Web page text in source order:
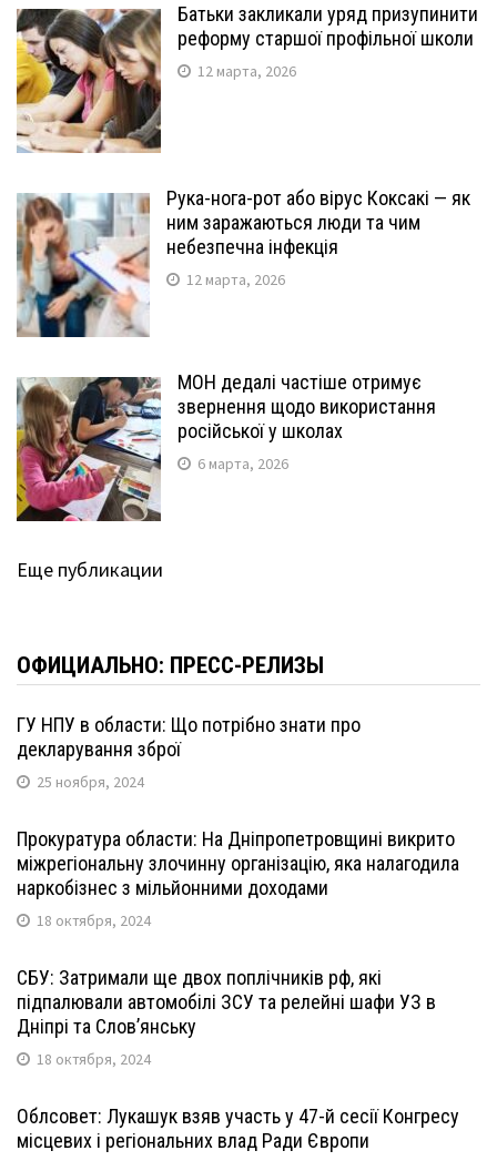
Батьки закликали уряд призупинити
реформу старшої профільної школи
12 марта, 2026
Рука-нога-рот або вірус Коксакі — як
ним заражаються люди та чим
небезпечна інфекція
12 марта, 2026
МОН дедалі частіше отримує
звернення щодо використання
російської у школах
6 марта, 2026
Еще публикации
ОФИЦИАЛЬНО: ПРЕСС-РЕЛИЗЫ
ГУ НПУ в области: Що потрібно знати про
декларування зброї
25 ноября, 2024
Прокуратура области: На Дніпропетровщині викрито
міжрегіональну злочинну організацію, яка налагодила
наркобізнес з мільйонними доходами
18 октября, 2024
СБУ: Затримали ще двох поплічників рф, які
підпалювали автомобілі ЗСУ та релейні шафи УЗ в
Дніпрі та Слов’янську
18 октября, 2024
Облсовет: Лукашук взяв участь у 47-й сесії Конгресу
місцевих і регіональних влад Ради Європи